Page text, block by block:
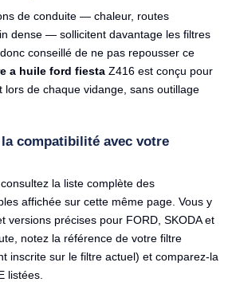
de conduite — chaleur, routes
dense — sollicitent davantage les filtres
conseillé de ne pas repousser ce
a huile ford fiesta Z416 est conçu pour
lors de chaque vidange, sans outillage
compatibilité avec votre
la liste complète des
affichée sur cette même page. Vous y
versions précises pour FORD, SKODA et
notez la référence de votre filtre
inscrite sur le filtre actuel) et comparez-la
listées.